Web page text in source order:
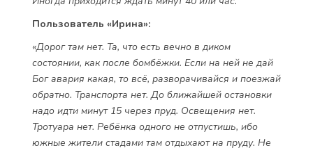
Пользователь «Ирина»:
«Дорог там нет. Та, что есть вечно в диком
состоянии, как после бомбёжки. Если на ней не дай
Бог авария какая, то всё, разворачивайся и поезжай
обратно. Транспорта нет. До ближайшей остановки
надо идти минут 15 через пруд. Освещения нет.
Тротуара нет. Ребёнка одного не отпустишь, ибо
южные жители стадами там отдыхают на пруду. Не